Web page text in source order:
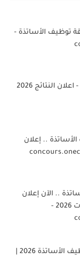
الأساتذة -
النتائج 2026
.. إعلان
.. الآن إعلان
النتائج جميع الولات 2026 -
نتائج مسابقة توظيف الأساتذة 2026 |